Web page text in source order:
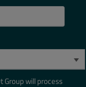
Group will process